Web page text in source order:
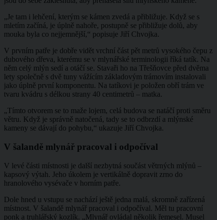
„Je tam i lehčení, kterým se kámen zvedá a přibližuje. Když se s
mletím začíná, je úplně nahoře, postupně se přibližuje dolů, aby
mouka byla co nejjemnější,“ popisuje Jiří Chvojka.
V prvním patře je dobře vidět vrchní část pět metrů vysokého čepu z
dubového dřeva, kterému se v mlynářské terminologii říká tatík. Na
něm celý mlýn sedí a otáčí se. Stavaři ho na Třešňovce před dvěma
lety společně s dvě tuny vážícím základovým trámovím instalovali
jako úplně první komponentu. Na tatíkovi je položen obří trám ve
tvaru kvádru s délkou strany 40 centimetrů – matka.
„Tímto otvorem se to maže lojem, celá budova se natáčí proti směru
větru. Když je správně natočená, tady se to odbrzdí a mlýnské
kameny se dávají do pohybu,“ ukazuje Jiří Chvojka.
V šalandě mlynář pracoval i odpočíval
V levé části místnosti je další nezbytná součást větrných mlýnů –
kapsový výtah. Jeho úkolem je vertikálně dopravit zrno do
hranolového vysévače v horním patře.
Dole hned u vstupu se nachází ještě jedna malá, skromně zařízená
místnost. V šalandě mlynář pracoval i odpočíval. Měl tu pracovní
ponk a truhlářský kozlík. „Mlynář ovládal několik řemesel. Musel